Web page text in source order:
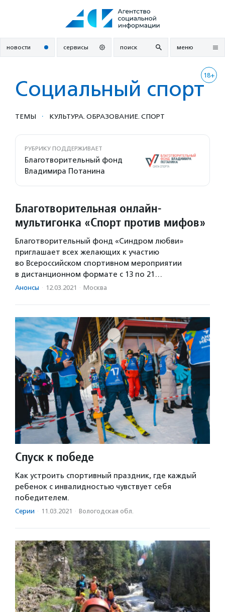
новости сервисы поиск меню
18+
Социальный спорт
ТЕМЫ · КУЛЬТУРА. ОБРАЗОВАНИЕ. СПОРТ
РУБРИКУ ПОДДЕРЖИВАЕТ
Благотворительный фонд
Владимира Потанина
Благотворительная онлайн-
мультигонка «Спорт против мифов»
Благотворительный фонд «Синдром любви»
приглашает всех желающих к участию
во Всероссийском спортивном мероприятии
в дистанционном формате с 13 по 21…
Анонсы · 12.03.2021 · Москва
Спуск к победе
Как устроить спортивный праздник, где каждый
ребенок с инвалидностью чувствует себя
победителем.
Серии · 11.03.2021 · Вологодская обл.